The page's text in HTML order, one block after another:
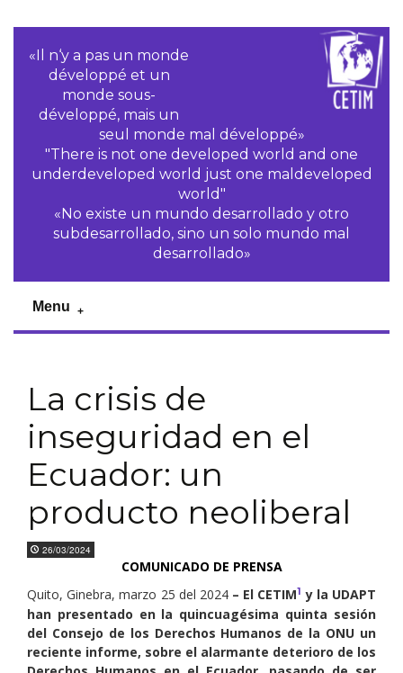
«Il n‘y a pas un monde
développé et un
monde sous-
développé, mais un
seul monde mal développé»
"There is not one developed world and one
underdeveloped world just one maldeveloped
world"
«No existe un mundo desarrollado y otro
subdesarrollado, sino un solo mundo mal
desarrollado»
Menu
La crisis de
inseguridad en el
Ecuador: un
producto neoliberal
26/03/2024
COMUNICADO DE PRENSA
Quito, Ginebra, marzo 25 del 2024– El CETIM1 y la UDAPT
han presentado en la quincuagésima quinta sesión
del Consejo de los Derechos Humanos de la ONU un
reciente informe, sobre el alarmante deterioro de los